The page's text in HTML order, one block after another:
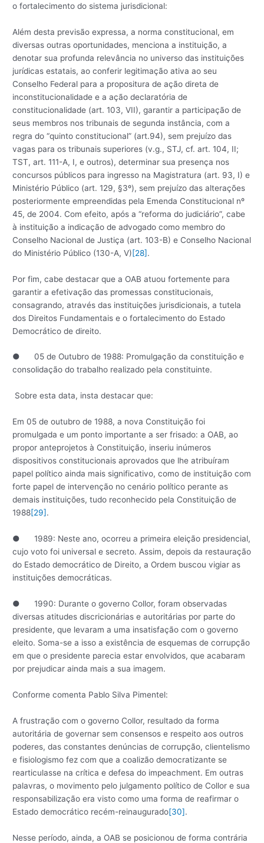
o fortalecimento do sistema jurisdicional:
Além desta previsão expressa, a norma constitucional, em
diversas outras oportunidades, menciona a instituição, a
denotar sua profunda relevância no universo das instituições
jurídicas estatais, ao conferir legitimação ativa ao seu
Conselho Federal para a propositura de ação direta de
inconstitucionalidade e a ação declaratória de
constitucionalidade (art. 103, VII), garantir a participação de
seus membros nos tribunais de segunda instância, com a
regra do “quinto constitucional” (art.94), sem prejuízo das
vagas para os tribunais superiores (v.g., STJ, cf. art. 104, II;
TST, art. 111-A, I, e outros), determinar sua presença nos
concursos públicos para ingresso na Magistratura (art. 93, I) e
Ministério Público (art. 129, §3º), sem prejuízo das alterações
posteriormente empreendidas pela Emenda Constitucional nº
45, de 2004. Com efeito, após a “reforma do judiciário”, cabe
à instituição a indicação de advogado como membro do
Conselho Nacional de Justiça (art. 103-B) e Conselho Nacional
do Ministério Público (130-A, V)[28].
Por fim, cabe destacar que a OAB atuou fortemente para
garantir a efetivação das promessas constitucionais,
consagrando, através das instituições jurisdicionais, a tutela
dos Direitos Fundamentais e o fortalecimento do Estado
Democrático de direito.
● 05 de Outubro de 1988: Promulgação da constituição e
consolidação do trabalho realizado pela constituinte.
Sobre esta data, insta destacar que:
Em 05 de outubro de 1988, a nova Constituição foi
promulgada e um ponto importante a ser frisado: a OAB, ao
propor anteprojetos à Constituição, inseriu inúmeros
dispositivos constitucionais aprovados que lhe atribuíram
papel político ainda mais significativo, como de instituição com
forte papel de intervenção no cenário político perante as
demais instituições, tudo reconhecido pela Constituição de
1988[29].
● 1989: Neste ano, ocorreu a primeira eleição presidencial,
cujo voto foi universal e secreto. Assim, depois da restauração
do Estado democrático de Direito, a Ordem buscou vigiar as
instituições democráticas.
● 1990: Durante o governo Collor, foram observadas
diversas atitudes discricionárias e autoritárias por parte do
presidente, que levaram a uma insatisfação com o governo
eleito. Soma-se a isso a existência de esquemas de corrupção
em que o presidente parecia estar envolvidos, que acabaram
por prejudicar ainda mais a sua imagem.
Conforme comenta Pablo Silva Pimentel:
A frustração com o governo Collor, resultado da forma
autoritária de governar sem consensos e respeito aos outros
poderes, das constantes denúncias de corrupção, clientelismo
e fisiologismo fez com que a coalizão democratizante se
rearticulasse na crítica e defesa do impeachment. Em outras
palavras, o movimento pelo julgamento político de Collor e sua
responsabilização era visto como uma forma de reafirmar o
Estado democrático recém-reinaugurado[30].
Nesse período, ainda, a OAB se posicionou de forma contrária